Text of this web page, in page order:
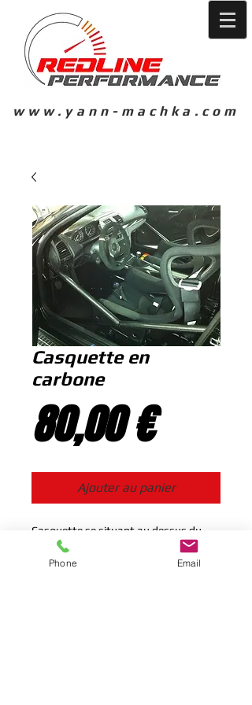
www.yann-machka.com
Casquette en
carbone
80,00 €Prix
Ajouter au panier
Casquette se situant au dessus du
compteur en carbone
Phone Email